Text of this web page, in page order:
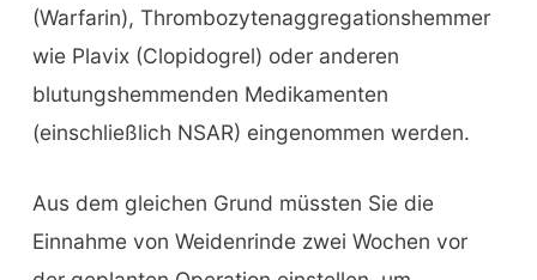
(Warfarin), Thrombozytenaggregationshemmer
wie Plavix (Clopidogrel) oder anderen
blutungshemmenden Medikamenten
(einschließlich NSAR) eingenommen werden.
Aus dem gleichen Grund müssten Sie die
Einnahme von Weidenrinde zwei Wochen vor